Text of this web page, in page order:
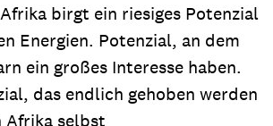
birgt ein riesiges Potenzial
Energien. Potenzial, an dem
ein großes Interesse haben.
das endlich gehoben werden
Afrika selbst